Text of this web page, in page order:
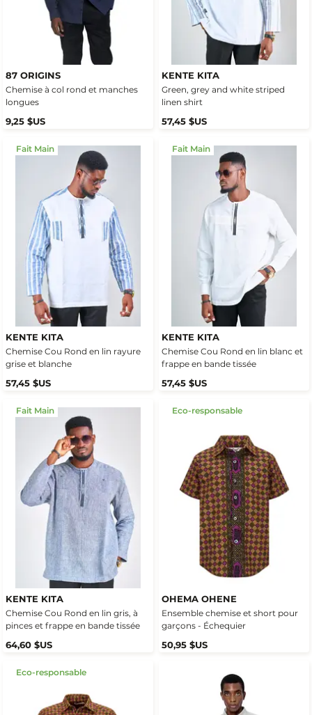
87 ORIGINS
Chemise à col rond et manches
longues
9,25 $US
KENTE KITA
Green, grey and white striped
linen shirt
57,45 $US
Fait Main
KENTE KITA
Chemise Cou Rond en lin rayure
grise et blanche
57,45 $US
Fait Main
KENTE KITA
Chemise Cou Rond en lin blanc et
frappe en bande tissée
57,45 $US
Fait Main
KENTE KITA
Chemise Cou Rond en lin gris, à
pinces et frappe en bande tissée
64,60 $US
Eco-responsable
OHEMA OHENE
Ensemble chemise et short pour
garçons - Échequier
50,95 $US
Eco-responsable